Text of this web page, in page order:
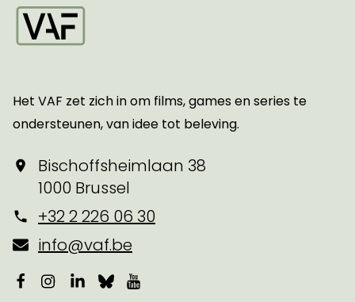
Het VAF zet zich in om films, games en series te
ondersteunen, van idee tot beleving.
Bischoffsheimlaan 38
1000 Brussel
+32 2 226 06 30
info@vaf.be
Facebook
Instagram
LinkedIn
Bluesky